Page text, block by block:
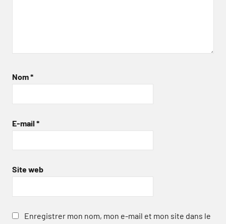
Nom*
E-mail *
Site web
Enregistrer mon nom, mon e-mail et mon site dans le